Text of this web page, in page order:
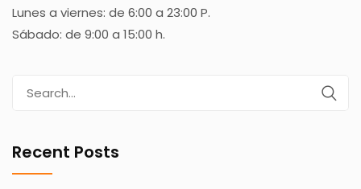
Lunes a viernes: de 6:00 a 23:00 P.
Sábado: de 9:00 a 15:00 h.
Recent Posts